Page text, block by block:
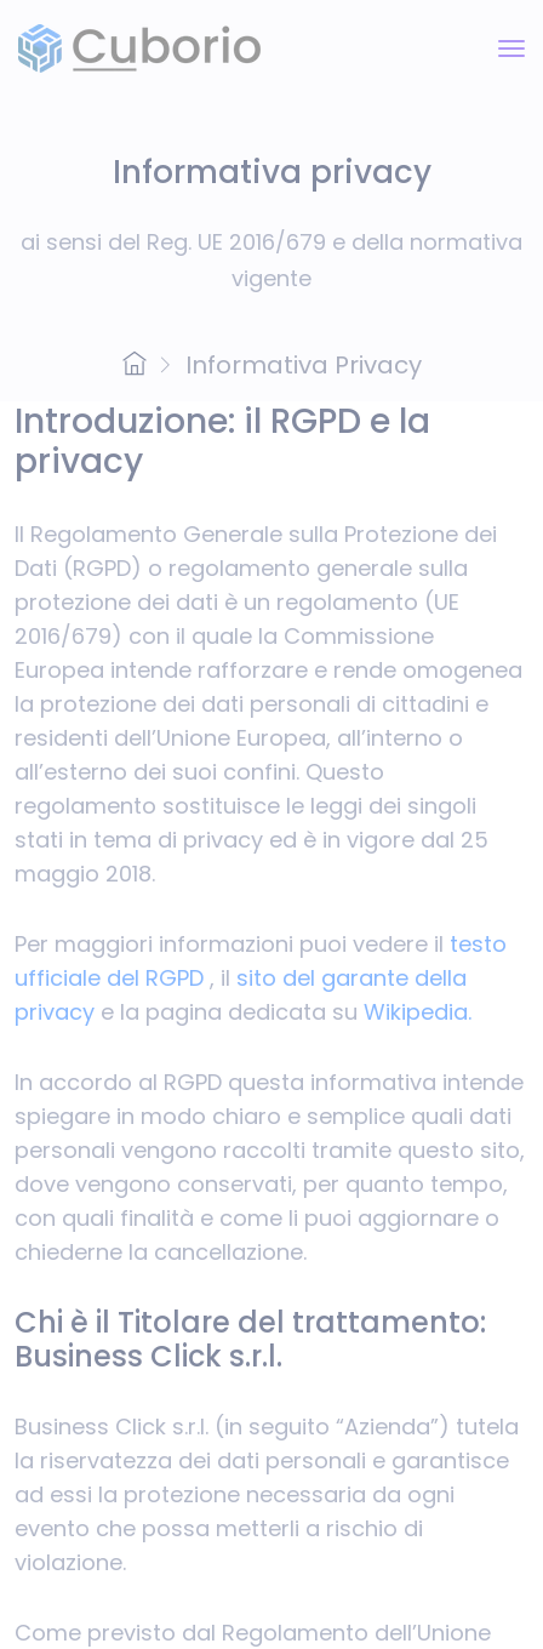
Informativa privacy
ai sensi del Reg. UE 2016/679 e della normativa
vigente
Informativa Privacy
Introduzione: il RGPD e la
privacy
Il Regolamento Generale sulla Protezione dei
Dati (RGPD) o regolamento generale sulla
protezione dei dati è un regolamento (UE
2016/679) con il quale la Commissione
Europea intende rafforzare e rende omogenea
la protezione dei dati personali di cittadini e
residenti dell’Unione Europea, all’interno o
all’esterno dei suoi confini. Questo
regolamento sostituisce le leggi dei singoli
stati in tema di privacy ed è in vigore dal 25
maggio 2018.
Per maggiori informazioni puoi vedere il testo
ufficiale del RGPD , il sito del garante della
privacy e la pagina dedicata su Wikipedia.
In accordo al RGPD questa informativa intende
spiegare in modo chiaro e semplice quali dati
personali vengono raccolti tramite questo sito,
dove vengono conservati, per quanto tempo,
con quali finalità e come li puoi aggiornare o
chiederne la cancellazione.
Chi è il Titolare del trattamento:
Business Click s.r.l.
Business Click s.r.l. (in seguito “Azienda”) tutela
la riservatezza dei dati personali e garantisce
ad essi la protezione necessaria da ogni
evento che possa metterli a rischio di
violazione.
Come previsto dal Regolamento dell’Unione